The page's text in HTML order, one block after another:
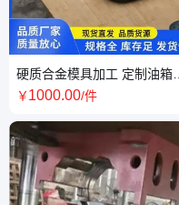
硬质合金模具加工 定制油箱堵
盖模具 规格齐全 坚固耐用
￥1000.00/件